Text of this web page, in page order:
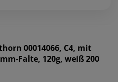
00014066, C4, mit
Falte, 120g, weiß 200